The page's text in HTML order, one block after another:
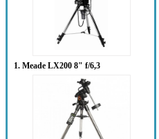
1. Meade LX200 8" f/6,3